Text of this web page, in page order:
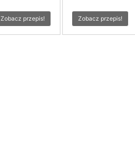
Zobacz przepis! Zobacz przepis!